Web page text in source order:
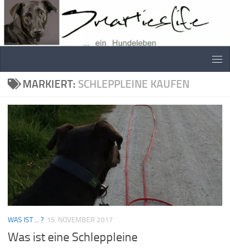
Skip to content
MARKIERT: SCHLEPPLEINE KAUFEN
WAS IST ... ? 15. NOVEMBER 2017
Was ist eine Schleppleine